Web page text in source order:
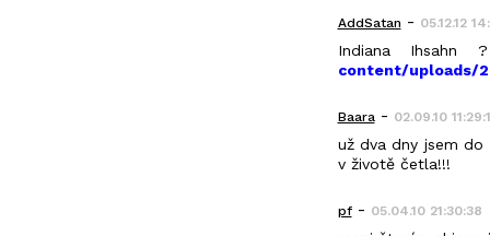
AddSatan - 05.12.12
Indiana
content/uploads/
Baara- 02.09.10
už dva dny jsem
v životě četla!!!
pf- 05.04.10 21:30:38